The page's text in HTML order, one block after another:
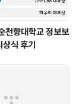
향대학교 정보보
식 후기